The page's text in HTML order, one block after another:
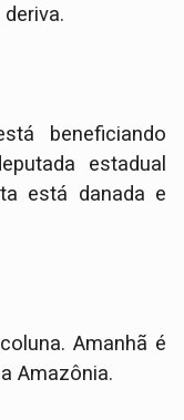
beneficiando
estadual
está danada e
Amanhã é
Amazônia.